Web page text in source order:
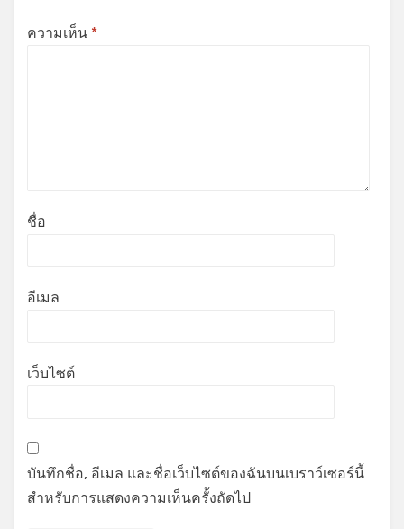
ความเห็น *
ชื่อ
อีเมล
เว็บไซต์
บันทึกชื่อ, อีเมล และชื่อเว็บไซต์ของฉันบนเบราว์เซอร์นี้
สำหรับการแสดงความเห็นครั้งถัดไป